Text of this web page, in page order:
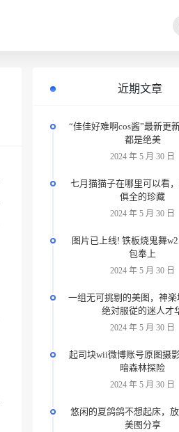
近期文章
“佳佳好难啊cos酱”最新更
都是绝美
2024 年 5 月 30 日
七月猫猫子在哪里可以看
俱全的珍藏
2024 年 5 月 30 日
图片已上线! 铁板烧鬼舞
包奉上
2024 年 5 月 30 日
一组无可挑剔的美图，神楽
绝対服従的迷人才
2024 年 5 月 30 日
起司块wii微博账号原图摄
暗森林探险
2024 年 5 月 30 日
悠闲的夏鸽鸽不想起床，
美图分享